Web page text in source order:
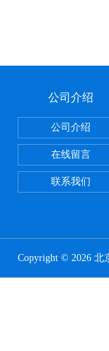
公司介绍
公司介绍
在线留言
联系我们
Copyright © 2026 北